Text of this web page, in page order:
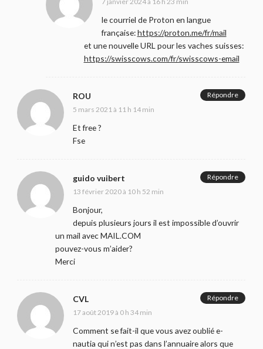
le courriel de Proton en langue
française:https://proton.me/fr/mail
et une nouvelle URL pour les vaches suisses:
https://swisscows.com/fr/swisscows-email
ROU
5 mars 2021 à 11 h 14 min
Et free ?
Fse
Répondre
guido vuibert
13 février 2020 à 10 h 52 min
Bonjour,
depuis plusieurs jours il est impossible d’ouvrir
un mail avec MAIL.COM
pouvez-vous m’aider?
Merci
Répondre
CVL
17 août 2019 à 0 h 34 min
Comment se fait-il que vous avez oublié e-
nautia qui n’est pas dans l’annuaire alors que
Répondre